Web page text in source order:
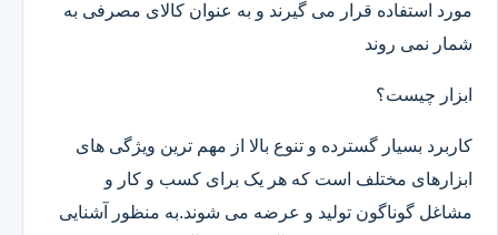
مورد استفاده قرار می گیرند و به عنوان کالای مصرفی به
شمار نمی روند
ابزار چیست؟
کاربرد بسیار گسترده و تنوع بالا از مهم ترین ویژگی های
ابزارهای مختلف است که هر یک برای کسب و کار و
مشاغل گوناگون تولید و عرضه می شوند.به منظور آشنایی